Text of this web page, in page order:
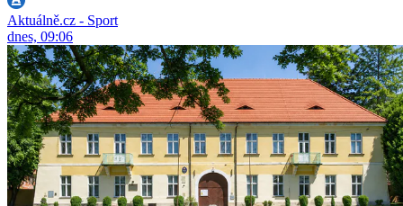
Aktuálně.cz - Sport
dnes, 09:06